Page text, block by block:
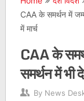
CAA के समर्थन में
में मार्च
CAA के
समर्थन में भी
By News